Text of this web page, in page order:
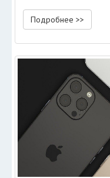
Подробнее >>